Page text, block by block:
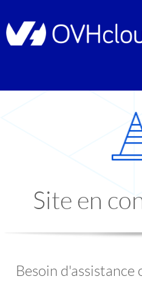
Site en
Besoin